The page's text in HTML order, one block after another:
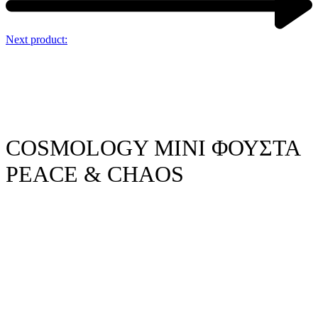
Next product:
COSMOLOGY ΜΙΝΙ ΦΟΥΣΤΑ
PEACE & CHAOS